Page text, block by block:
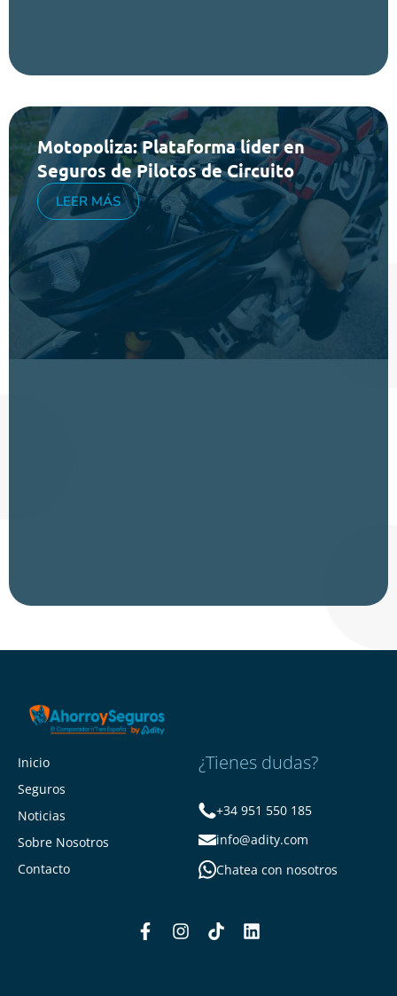
Motopoliza: Plataforma líder en
Seguros de Pilotos de Circuito
LEER MÁS
Inicio
Seguros
Noticias
Sobre Nosotros
Contacto
¿Tienes dudas?
+34 951 550 185
info@adity.com
Chatea con nosotros